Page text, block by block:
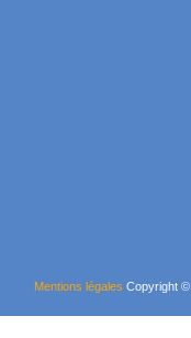
Mentions légales Copyright ©